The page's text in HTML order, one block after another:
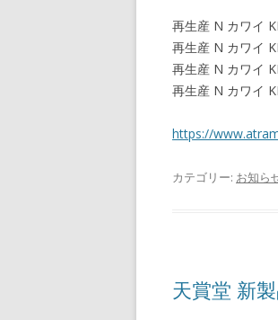
再生産 N カワイ
再生産 N カワイ
再生産 N カワイ
再生産 N カワイ
https://
カテゴリー: お知ら
天賞堂 新